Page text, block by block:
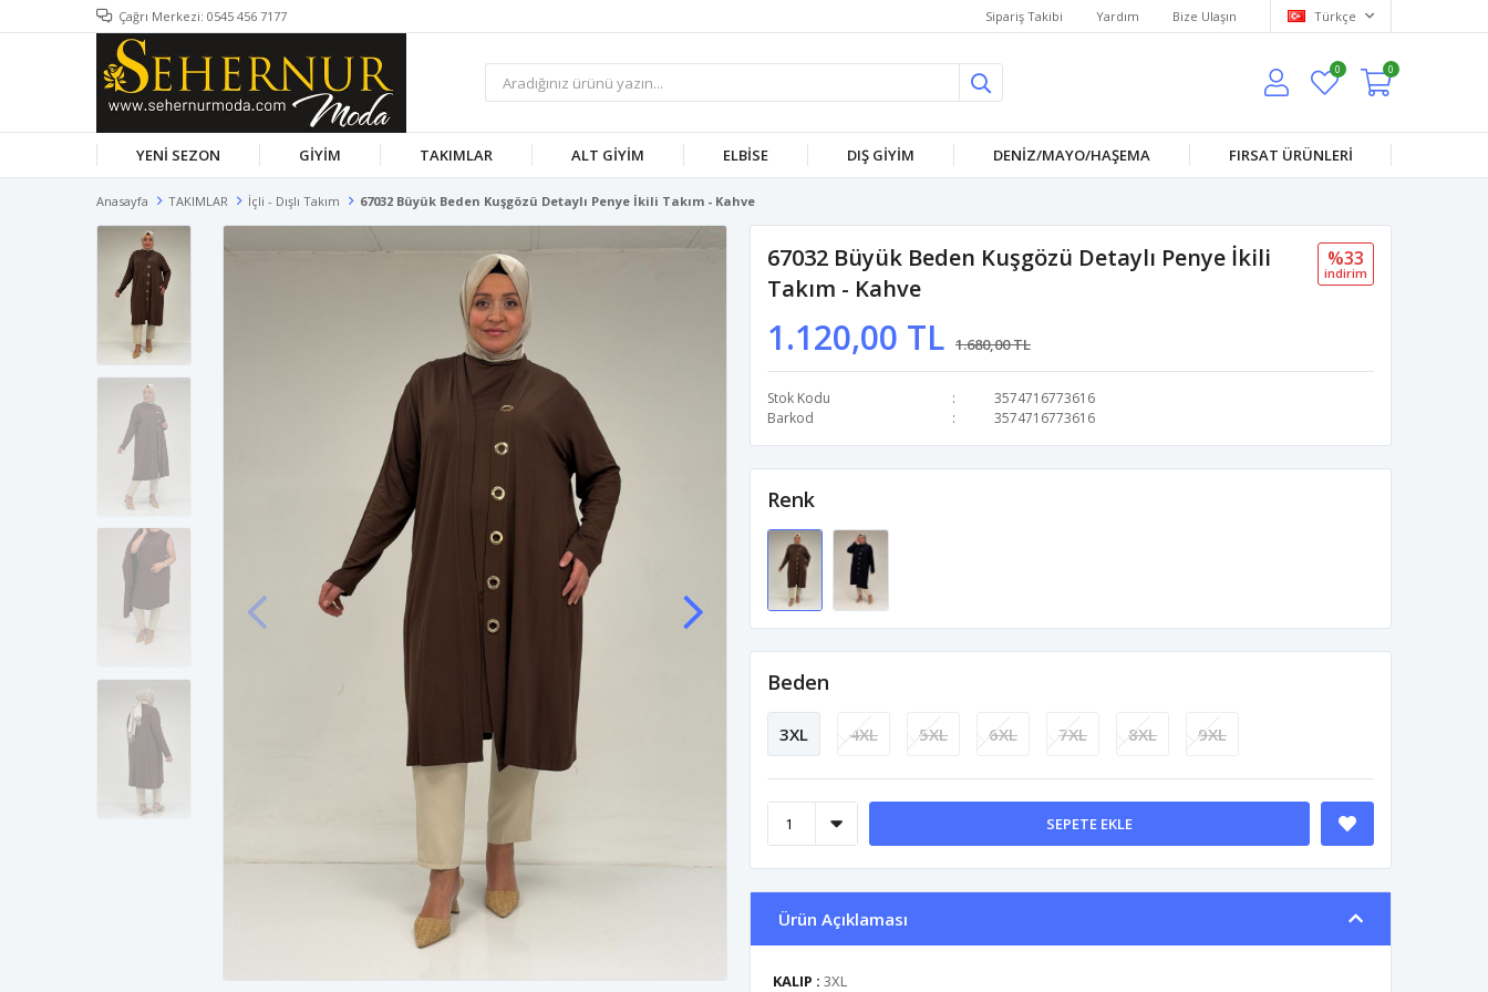
Çağrı Merkezi: 0545 456 7177 Sipariş Takibi Yardım Bize Ulaşın Türkçe
0 0
YENİ SEZON GİYİM TAKIMLAR ALT GİYİM ELBİSE DIŞ GİYİM DENİZ/MAYO/HAŞEMA FIRSAT ÜRÜNLERİ
Anasayfa TAKIMLAR İçli - Dışlı Takım 67032 Büyük Beden Kuşgözü Detaylı Penye İkili Takım - Kahve
67032 Büyük Beden Kuşgözü Detaylı Penye İkili
Takım - Kahve
1.120,00 TL 1.680,00 TL
%33
i̇ndi̇ri̇m
Stok Kodu
3574716773616
Barkod
3574716773616
Renk
Beden
3XL 4XL 5XL 6XL 7XL 8XL 9XL
SEPETE EKLE
Ürün Açıklaması
KALIP : 3XL